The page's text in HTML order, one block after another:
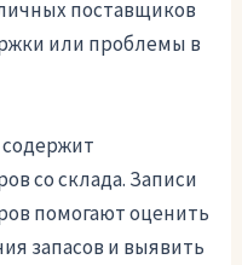
поставщиков
или проблемы в
со склада. Записи
помогают оценить
запасов и выявить